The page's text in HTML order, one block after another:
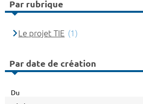
Par rubrique
Le projet TIE (1)
Par date de création
Du